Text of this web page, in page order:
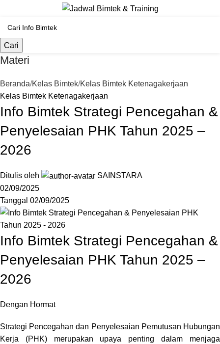
Cari
Materi
Beranda Kelas Bimtek Kelas Bimtek Ketenagakerjaan
Kelas Bimtek Ketenagakerjaan
Info Bimtek Strategi Pencegahan &
Penyelesaian PHK Tahun 2025 –
2026
Ditulis oleh
SAINSTARA
02/09/2025
Tanggal 02/09/2025
Info Bimtek Strategi Pencegahan &
Penyelesaian PHK Tahun 2025 –
2026
Dengan Hormat
Strategi Pencegahan dan Penyelesaian Pemutusan Hubungan
Kerja (PHK) merupakan upaya penting dalam menjaga